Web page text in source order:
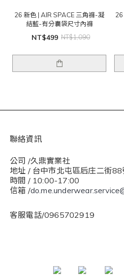
26 新色 | AIR SPACE 三角褲-凝
結藍-有分囊袋尺寸內褲
NT$499 NT$1,090
26
聯絡資訊
公司 /久鼎實業社
地址 / 台中市北屯區后庄二街
時間 / 10:00-17:00
信箱 /
客服電話/0965702919